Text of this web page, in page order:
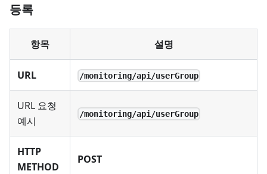
등록
항목 설명
URL /monitoring/api/userGroup
URL 요청
예시
/monitoring/api/userGroup
HTTP
METHOD
POST